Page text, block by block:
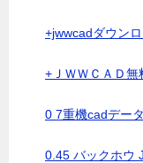
+jwwcadダウン
+ＪＷＷＣＡＤ無
0 7重機cadデー
0.45 バックホウ